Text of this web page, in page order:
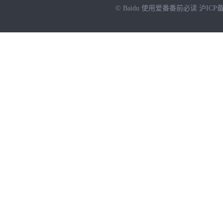
© Baidu 使用爱番番前必读 沪ICP